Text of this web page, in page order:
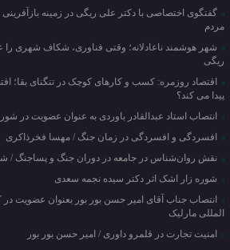
گفتگوی اختصاصی با دکتر علی ریگی در زمینه
مردم
شهر هوشمند ناعادلانه؛ وقتی فناوری، شکاف شهری را
ریگی
اقتصاد روزمره: کسب‌ و کارهای کوچک در تنگنای بقا؛
پیدا می کند؟
انتصاب استاد عبدالقادر باوردی به عنوان عضویت در
افسردگی و افسردگی در زمان جنگ / مهسا فخرذاکری
نقش روان‌شناس در جامعه در دوران جنگ و پساجنگ /
شوره زار اشک اثر دکتر سیده نجمه سعدی
انتصاب جناب آقای امیر حسن بور بور بعنوان عضویت در
المللی مارلیک
امنیت تجارت در قلمرو داوری / امیر حسن بور بور